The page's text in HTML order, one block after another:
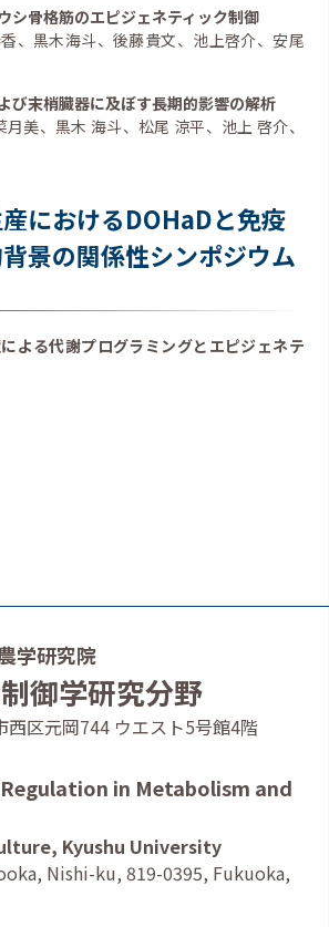
シ骨格筋のエピジェネティック制御
、黒木海斗、後藤貴文、池上啓介、安尾
び末梢臓器に及ぼす長期的影響の解析
美、黒木 海斗、松尾 涼平、池上 啓介、
におけるDOHaDと免疫
景の関係性シンポジウム
よる代謝プログラミングとエピジェネテ
学研究院
御学研究分野
西区元岡744 ウエスト5号館4階
in Metabolism and
Kyushu University
Nishi-ku, 819-0395, Fukuoka,